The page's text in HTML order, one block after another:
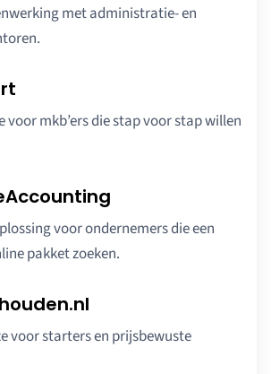
met administratie- en
voor mkb’ers die stap voor stap willen
voor ondernemers die een
pakket zoeken.
voor starters en prijsbewuste